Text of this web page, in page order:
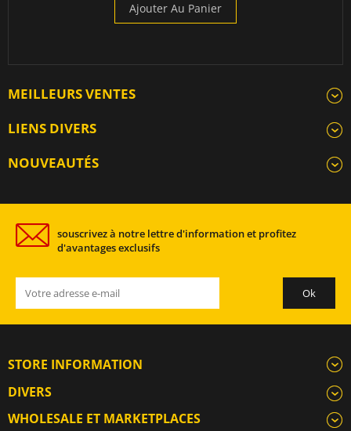
Ajouter Au Panier
MEILLEURS VENTES
LIENS DIVERS
NOUVEAUTÉS
souscrivez à notre lettre d'information et profitez
d'avantages exclusifs
STORE INFORMATION
DIVERS
WHOLESALE ET MARKETPLACES